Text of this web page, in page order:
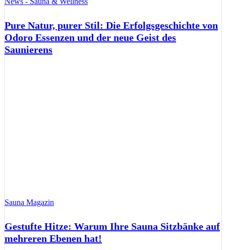
Pure Natur, purer Stil: Die Erfolgsgeschichte von
Odoro Essenzen und der neue Geist des
Saunierens
Sauna Magazin
Gestufte Hitze: Warum Ihre Sauna Sitzbänke auf
mehreren Ebenen hat!